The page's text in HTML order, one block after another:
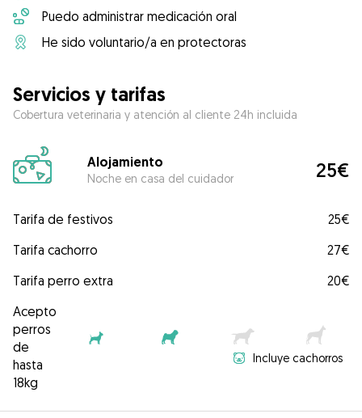
Puedo administrar medicación oral
He sido voluntario/a en protectoras
Servicios y tarifas
Cobertura veterinaria y atención al cliente 24h incluida
Alojamiento
Noche en casa del cuidador 25€
Tarifa de festivos
25€
Tarifa cachorro
27€
Tarifa perro extra
20€
Acepto
perros
de
hasta
18kg
Incluye cachorros